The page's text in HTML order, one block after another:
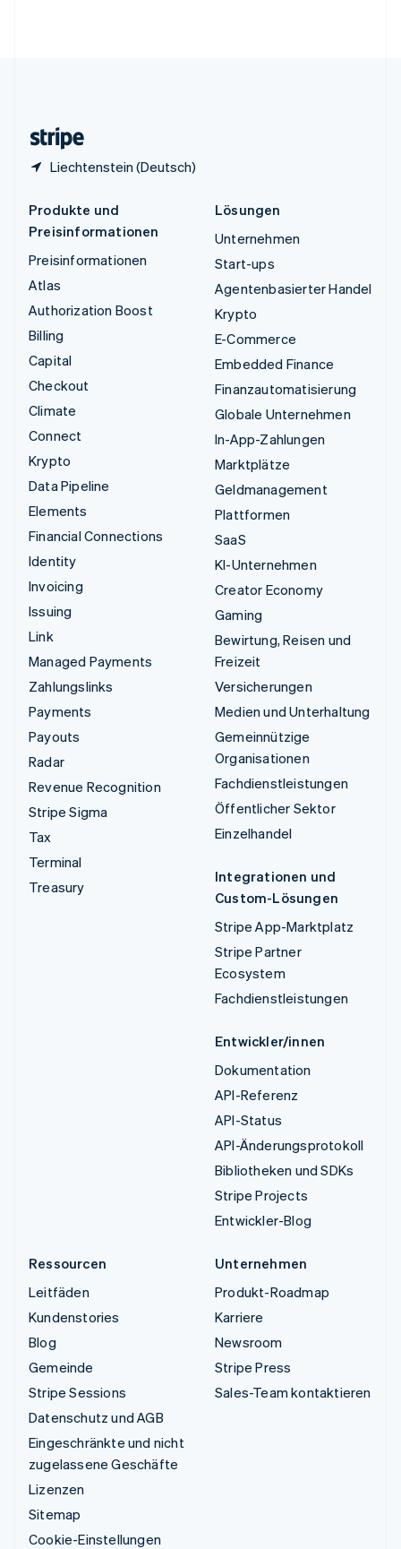
Liechtenstein (Deutsch)
Produkte und
Preisinformationen
Preisinformationen
Atlas
Authorization Boost
Billing
Capital
Checkout
Climate
Connect
Krypto
Data Pipeline
Elements
Financial Connections
Identity
Invoicing
Issuing
Link
Managed Payments
Zahlungslinks
Payments
Payouts
Radar
Revenue Recognition
Stripe Sigma
Tax
Terminal
Treasury
Lösungen
Unternehmen
Start-ups
Agentenbasierter Handel
Krypto
E-Commerce
Embedded Finance
Finanzautomatisierung
Globale Unternehmen
In-App-Zahlungen
Marktplätze
Geldmanagement
Plattformen
SaaS
KI-Unternehmen
Creator Economy
Gaming
Bewirtung, Reisen und
Freizeit
Versicherungen
Medien und Unterhaltung
Gemeinnützige
Organisationen
Fachdienstleistungen
Öffentlicher Sektor
Einzelhandel
Integrationen und
Custom-Lösungen
Stripe App-Marktplatz
Stripe Partner
Ecosystem
Fachdienstleistungen
Entwickler/innen
Dokumentation
API-Referenz
API-Status
API-Änderungsprotokoll
Bibliotheken und SDKs
Stripe Projects
Entwickler-Blog
Ressourcen
Leitfäden
Kundenstories
Blog
Gemeinde
Stripe Sessions
Datenschutz und AGB
Eingeschränkte und nicht
zugelassene Geschäfte
Lizenzen
Sitemap
Cookie-Einstellungen
Unternehmen
Produkt-Roadmap
Karriere
Newsroom
Stripe Press
Sales-Team kontaktieren